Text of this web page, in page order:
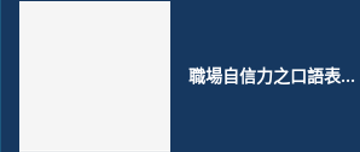
職場自信力之口語表...